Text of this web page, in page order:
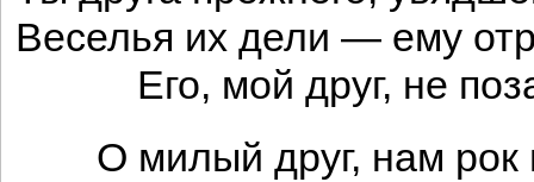
Веселья их дели — ему
Его, мой друг, не
О милый друг, нам рок